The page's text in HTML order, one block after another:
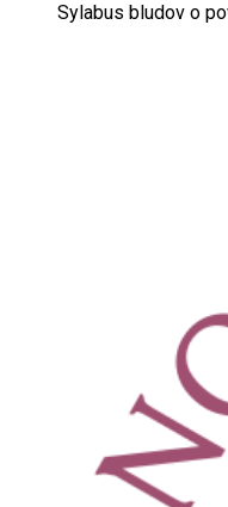
Sylabus bludov o